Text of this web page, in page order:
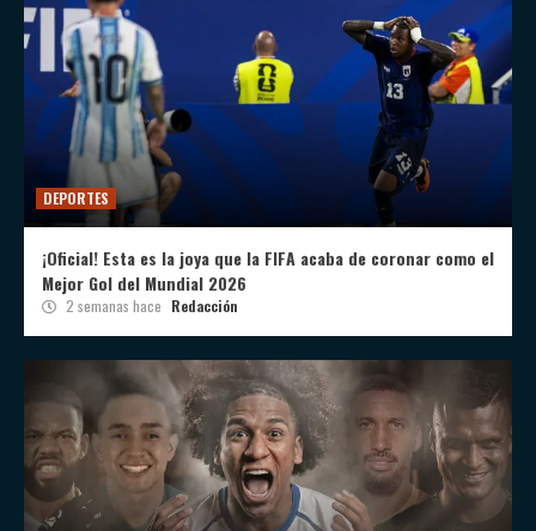
DEPORTES
¡Oficial! Esta es la joya que la FIFA acaba de coronar como el
Mejor Gol del Mundial 2026
2 semanas hace Redacción